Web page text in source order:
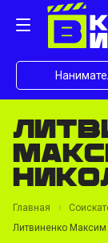
Главная
Литвиненко